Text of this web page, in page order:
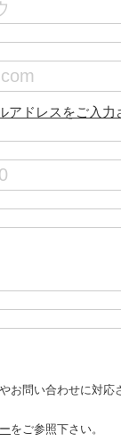
アドレスをご入力
お問い合わせに対
をご参照下さい。